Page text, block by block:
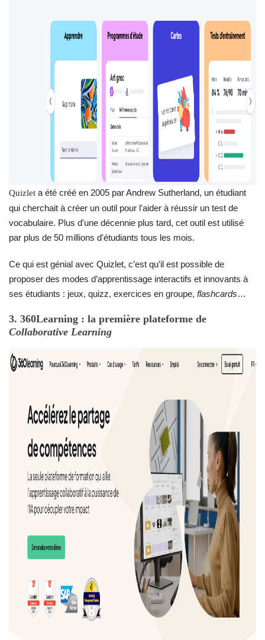
Quizlet a été créé en 2005 par Andrew Sutherland, un étudiant
qui cherchait à créer un outil pour l'aider à réussir un test de
vocabulaire. Plus d'une décennie plus tard, cet outil est utilisé
par plus de 50 millions d'étudiants tous les mois.
Ce qui est génial avec Quizlet, c’est qu’il est possible de
proposer des modes d’apprentissage interactifs et innovants à
ses étudiants : jeux, quizz, exercices en groupe, flashcards…
3. 360Learning : la première plateforme de
Collaborative Learning